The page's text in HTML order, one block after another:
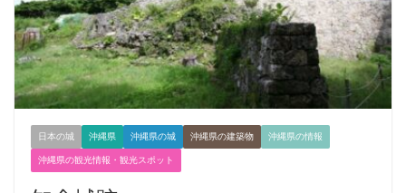
日本の城 沖縄県 沖縄県の城 沖縄県の建築物 沖縄県の情報
沖縄県の観光情報・観光スポット